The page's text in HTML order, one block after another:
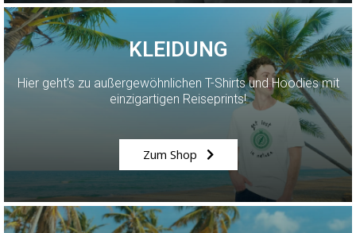
KLEIDUNG
Hier geht’s zu außergewöhnlichen T-Shirts und Hoodies mit
einzigartigen Reiseprints!
Zum Shop